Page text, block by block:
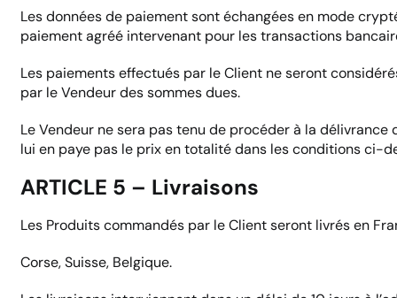
Les données de paiement sont échangées en mode
paiement agréé intervenant pour les transactions
Les paiements effectués par le Client ne seront
par le Vendeur des sommes dues.
Le Vendeur ne sera pas tenu de procéder à la
lui en paye pas le prix en totalité dans les conditions ci-
ARTICLE 5 – Livraisons
Les Produits commandés par le Client seront livrés en
Corse, Suisse, Belgique.